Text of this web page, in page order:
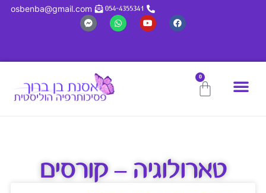
054-4355341
osbenba@gmail.com
0
טארולוגיה – קורסים